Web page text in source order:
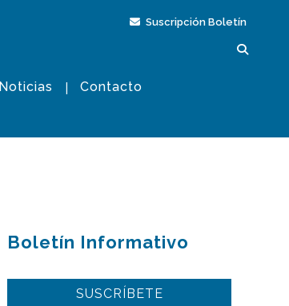
Suscripción Boletín
Noticias Contacto
Boletín Informativo
SUSCRÍBETE